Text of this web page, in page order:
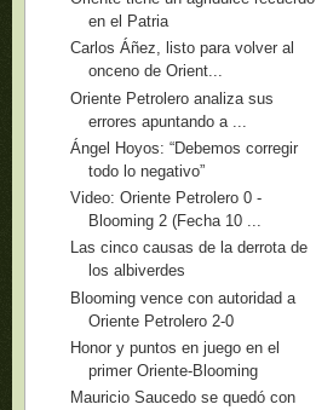
en el Patria
Carlos Áñez, listo para volver al
onceno de Orient...
Oriente Petrolero analiza sus
errores apuntando a ...
Ángel Hoyos: “Debemos corregir
todo lo negativo”
Video: Oriente Petrolero 0 -
Blooming 2 (Fecha 10 ...
Las cinco causas de la derrota de
los albiverdes
Blooming vence con autoridad a
Oriente Petrolero 2-0
Honor y puntos en juego en el
primer Oriente-Blooming
Mauricio Saucedo se quedó con